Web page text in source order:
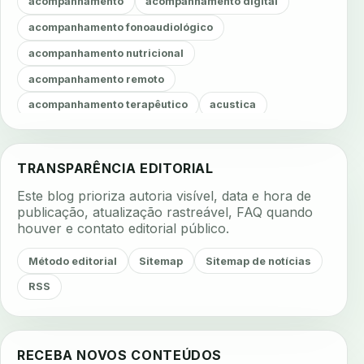
acompanhamento fonoaudiológico
acompanhamento nutricional
acompanhamento remoto
acompanhamento terapêutico acustica
acustica clinica adesao adesao ao tratamento
aerossois agenda agenda clinica
agenda inteligente agenda odontologica
agendamento agendamento digital
agendamento inteligente
TRANSPARÊNCIA EDITORIAL
Este blog prioriza autoria visível, data e hora de
publicação, atualização rastreável, FAQ quando
houver e contato editorial público.
Método editorial Sitemap Sitemap de notícias
RSS
RECEBA NOVOS CONTEÚDOS